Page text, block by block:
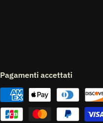
Pagamenti accettati
Metodi
di
pagamento